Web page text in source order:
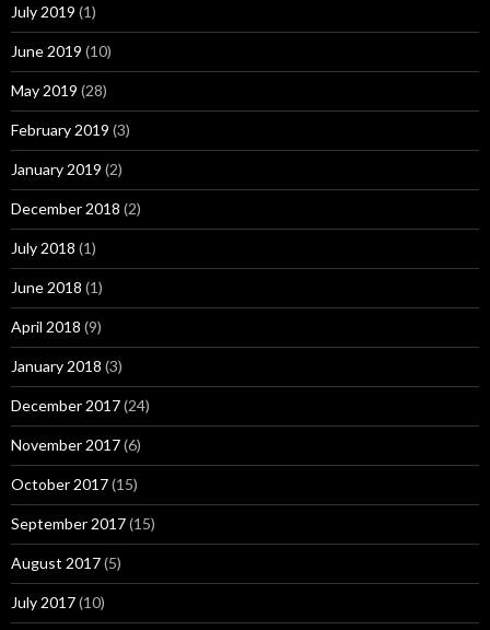
July 2019 (1)
June 2019 (10)
May 2019 (28)
February 2019 (3)
January 2019 (2)
December 2018 (2)
July 2018 (1)
June 2018 (1)
April 2018 (9)
January 2018 (3)
December 2017(24)
November 2017(6)
October 2017(15)
September 2017(15)
August 2017(5)
July 2017(10)